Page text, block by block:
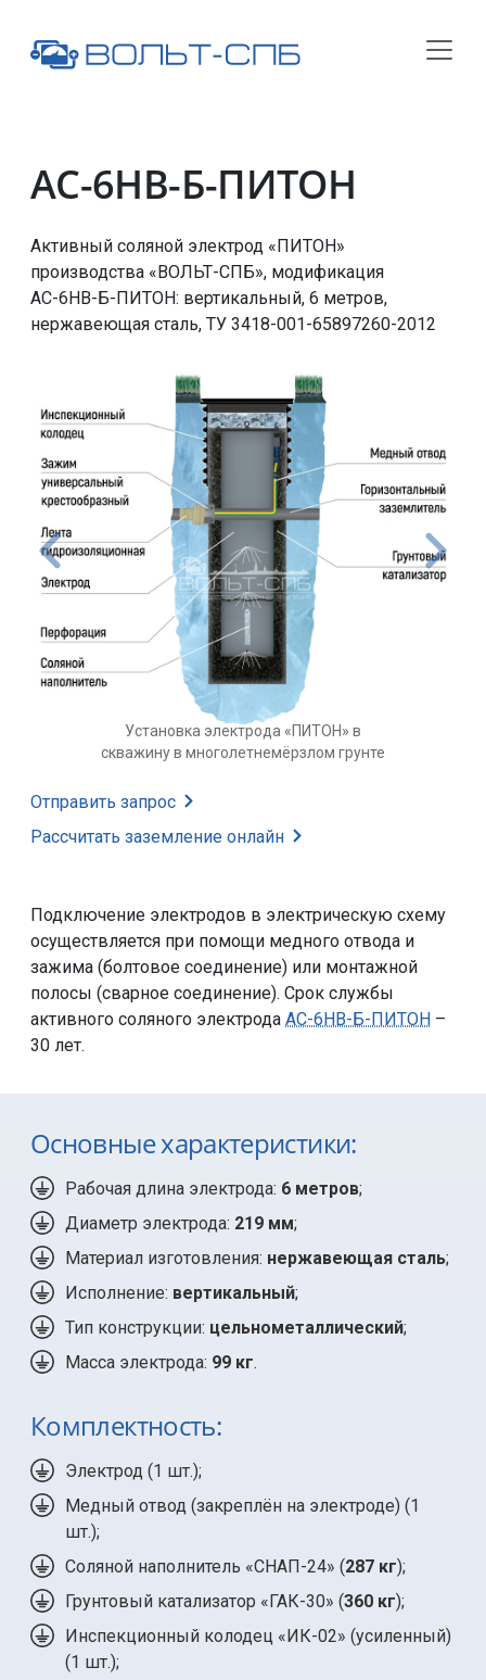
АС-6НВ-Б-ПИТОН
Активный соляной электрод «ПИТОН»
производства «ВОЛЬТ-СПБ», модификация
АС-6НВ-Б-ПИТОН: вертикальный, 6 метров,
нержавеющая сталь, ТУ 3418-001-65897260-2012
Установка электрода «ПИТОН» в
скважину в грунте
Отправить запрос
Рассчитать заземление онлайн
Подключение электродов в электрическую схему
осуществляется при помощи медного отвода и
зажима (болтовое соединение) или монтажной
полосы (сварное соединение). Срок службы
активного соляного электрода АС-6НВ-Б-ПИТОН –
30 лет.
Основные характеристики:
Рабочая длина электрода: 6 метров;
Диаметр электрода: 219 мм;
Материал изготовления: нержавеющая сталь;
Исполнение: вертикальный;
Тип конструкции: цельнометаллический;
Масса электрода: 99 кг.
Комплектность:
Электрод (1 шт.);
Медный отвод (закреплён на электроде) (1
шт.);
Соляной наполнитель «СНАП-24» (287 кг);
Грунтовый катализатор «ГАК-30» (360 кг);
Инспекционный колодец «ИК-02» (усиленный)
(1 шт.);